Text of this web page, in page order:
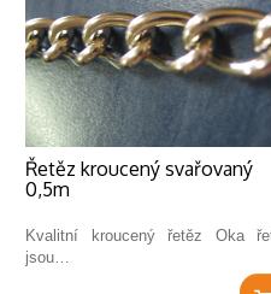
Řetěz kroucený svařovaný
0,5m
Kvalitní kroucený řetěz Oka
jsou…